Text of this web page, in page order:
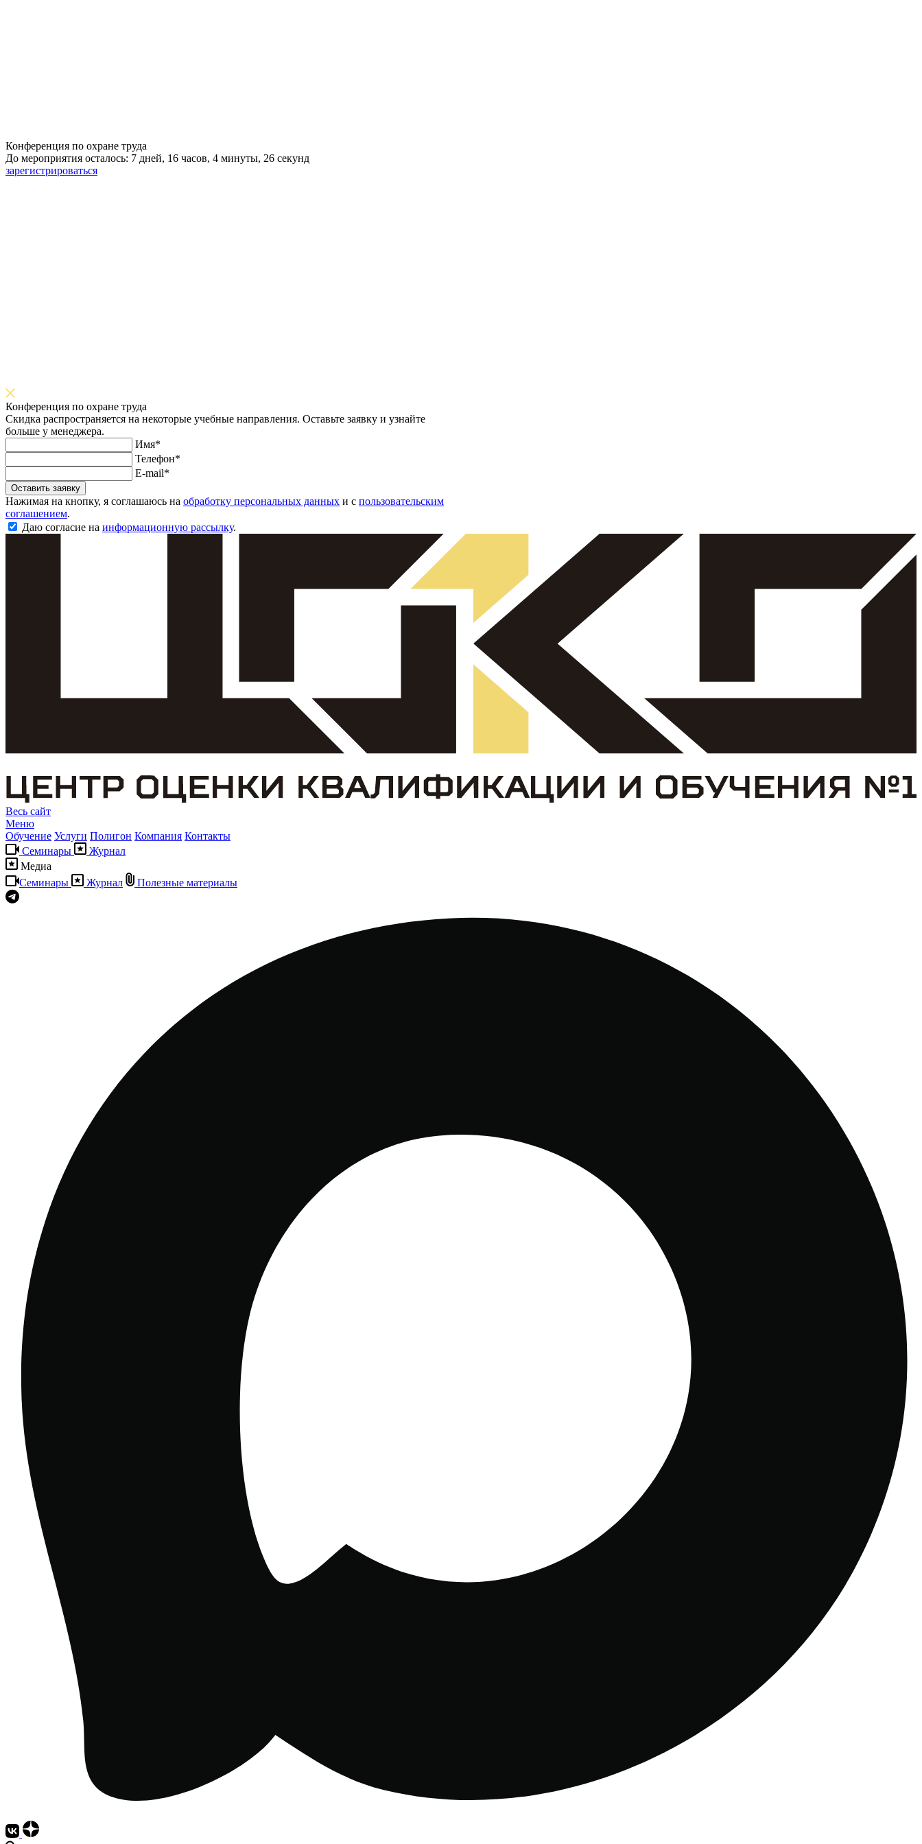
Конференция по охране труда
До мероприятия осталось: 7 дней, 16 часов, 4 минуты, 25 секунд
зарегистрироваться
Конференция по охране труда
Скидка распространяется на некоторые учебные направления. Оставьте заявку и узнайте
больше у менеджера.
Имя*
Телефон*
E-mail*
Оставить заявку
Нажимая на кнопку, я соглашаюсь на обработку персональных данных и с пользовательским
соглашением.
Даю согласие на информационную рассылку.
Весь сайт
Меню
Обучение Услуги Полигон Компания Контакты
Семинары
Журнал
Медиа
Семинары
Журнал Полезные материалы